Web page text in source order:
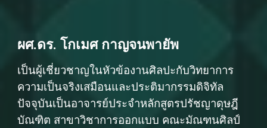
ผศ.ดร. โกเมศ กาญจนพายัพ
เป็นผู้เชี่ยวชาญในหัวข้องานศิลปะกับวิทยาการ
ความเป็นจริงเสมือนและประติมากรรมดิจิทัล
ปัจจุบันเป็นอาจารย์ประจำหลักสูตรปรัชญาดุษฎี
บัณฑิต สาขาวิชาการออกแบบ คณะมัณฑนศิลป์